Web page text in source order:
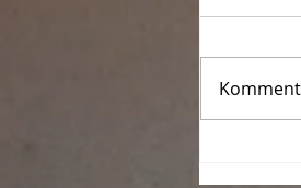
Yutz